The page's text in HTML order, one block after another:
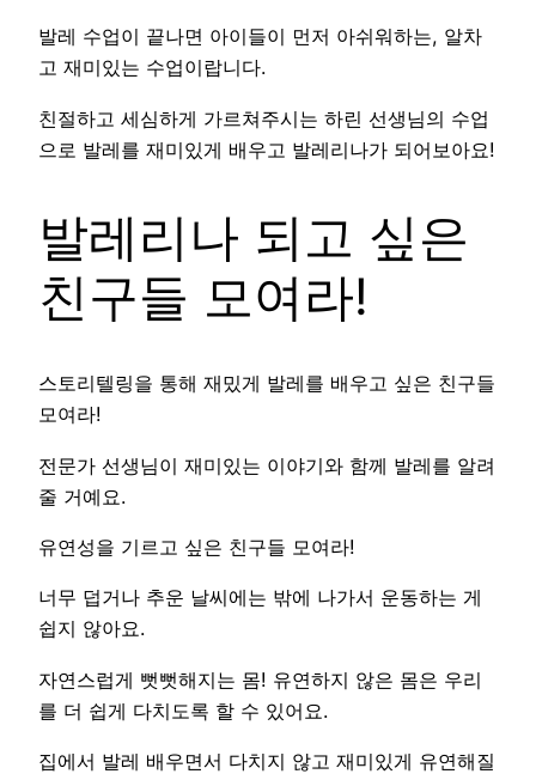
발레 수업이 끝나면 아이들이 먼저 아쉬워하는, 알차
고 재미있는 수업이랍니다.
친절하고 세심하게 가르쳐주시는 하린 선생님의 수업
으로 발레를 재미있게 배우고 발레리나가 되어보아요!
발레리나 되고 싶은
친구들 모여라!
스토리텔링을 통해 재밌게 발레를 배우고 싶은 친구들
모여라!
전문가 선생님이 재미있는 이야기와 함께 발레를 알려
줄 거예요.
유연성을 기르고 싶은 친구들 모여라!
너무 덥거나 추운 날씨에는 밖에 나가서 운동하는 게
쉽지 않아요.
자연스럽게 뻣뻣해지는 몸! 유연하지 않은 몸은 우리
를 더 쉽게 다치도록 할 수 있어요.
집에서 발레 배우면서 다치지 않고 재미있게 유연해질